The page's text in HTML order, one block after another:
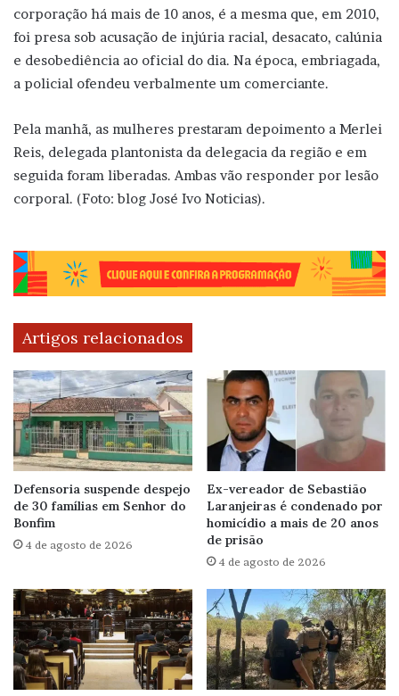
corporação há mais de 10 anos, é a mesma que, em 2010,
foi presa sob acusação de injúria racial, desacato, calúnia
e desobediência ao oficial do dia. Na época, embriagada,
a policial ofendeu verbalmente um comerciante.
Pela manhã, as mulheres prestaram depoimento a Merlei
Reis, delegada plantonista da delegacia da região e em
seguida foram liberadas. Ambas vão responder por lesão
corporal. (Foto: blog José Ivo Noticias).
Artigos relacionados
Defensoria suspende despejo
de 30 famílias em Senhor do
Bonfim
4 de agosto de 2026
Ex-vereador de Sebastião
Laranjeiras é condenado por
homicídio a mais de 20 anos
de prisão
4 de agosto de 2026